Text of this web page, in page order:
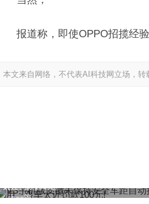
报道称，即使OPPO招揽经
本文来自网络，不代表AI科技网立场，转
上一篇
太近罚款100元!